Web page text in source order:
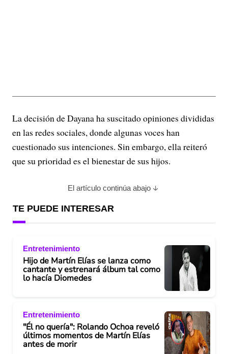
La decisión de Dayana ha suscitado opiniones divididas
en las redes sociales, donde algunas voces han
cuestionado sus intenciones. Sin embargo, ella reiteró
que su prioridad es el bienestar de sus hijos.
El artículo continúa abajo
TE PUEDE INTERESAR
Entretenimiento
Hijo de Martín Elías se lanza como
cantante y estrenará álbum tal como
lo hacía Diomedes
Entretenimiento
"Él no quería": Rolando Ochoa reveló
últimos momentos de Martín Elías
antes de morir